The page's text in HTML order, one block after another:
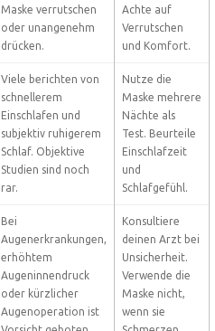
Maske verrutschen
oder unangenehm
drücken.
Achte auf
Verrutschen
und Komfort.
Viele berichten von
schnellerem
Einschlafen und
subjektiv ruhigerem
Schlaf. Objektive
Studien sind noch
rar.
Nutze die
Maske mehrere
Nächte als
Test. Beurteile
Einschlafzeit
und
Schlafgefühl.
Bei
Augenerkrankungen,
erhöhtem
Augeninnendruck
oder kürzlicher
Augenoperation ist
Konsultiere
deinen Arzt bei
Unsicherheit.
Verwende die
Maske nicht,
wenn sie